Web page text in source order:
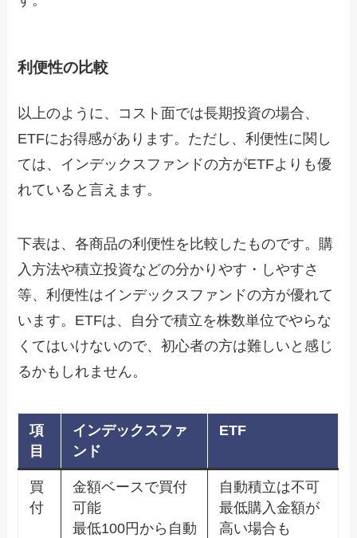
利便性の比較
以上のように、コスト面では長期投資の場合、
ETFにお得感があります。ただし、利便性に関し
ては、インデックスファンドの方がETFよりも優
れていると言えます。
下表は、各商品の利便性を比較したものです。購
入方法や積立投資などの分かりやす・しやすさ
等、利便性はインデックスファンドの方が優れて
います。ETFは、自分で積立を株数単位でやらな
くてはいけないので、初心者の方は難しいと感じ
るかもしれません。
項
目
インデックスファ
ンド
ETF
買
付
金額ベースで買付
可能
最低100円から自動
自動積立は不可
最低購入金額が
高い場合も